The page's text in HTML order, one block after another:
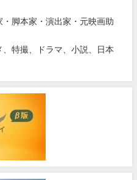
脚本家・演出家・元映画助
特撮、ドラマ、小説、日本